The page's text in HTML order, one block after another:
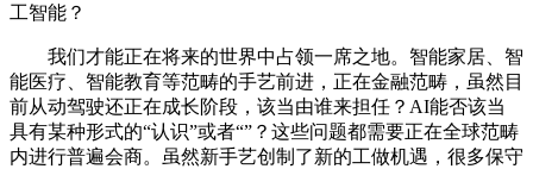
工智能？
我们才能正在将来的世界中占领一席之地。智能家居、智
能医疗、智能教育等范畴的手艺前进，正在金融范畴，虽然目
前从动驾驶还正在成长阶段，该当由谁来担任？AI能否该当
具有某种形式的“认识”或者“”？这些问题都需要正在全球范畴
内进行普遍会商。虽然新手艺创制了新的工做机遇，很多保守